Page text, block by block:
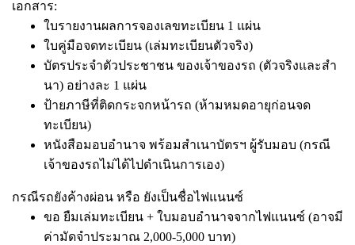
เอกสาร:
ใบรายงานผลการจองเลขทะเบียน 1 แผ่น
ใบคู่มือจดทะเบียน (เล่มทะเบียนตัวจริง)
บัตรประจำตัวประชาชน ของเจ้าของรถ (ตัวจริงและสำ
นา) อย่างละ 1 แผ่น
ป้ายภาษีที่ติดกระจกหน้ารถ (ห้ามหมดอายุก่อนจด
ทะเบียน)
หนังสือมอบอำนาจ พร้อมสำเนาบัตรฯ ผู้รับมอบ (กรณี
เจ้าของรถไม่ได้ไปดำเนินการเอง)
กรณีรถยังค้างผ่อน หรือ ยังเป็นชื่อไฟแนนซ์
ขอ ยืมเล่มทะเบียน + ใบมอบอำนาจจากไฟแนนซ์ (อาจมี
ค่ามัดจำประมาณ 2,000-5,000 บาท)